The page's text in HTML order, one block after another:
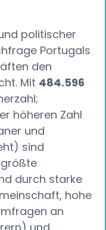
politischer
Portugals
den
Mit 484.596
höheren Zahl
und
sind
durch starke
hohe
an